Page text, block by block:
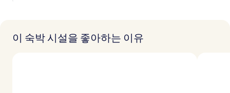
이 숙박 시설을 좋아하는 이유